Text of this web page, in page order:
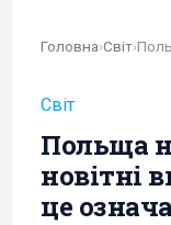
Головна›Світ›
Світ
Польща
новітні
це